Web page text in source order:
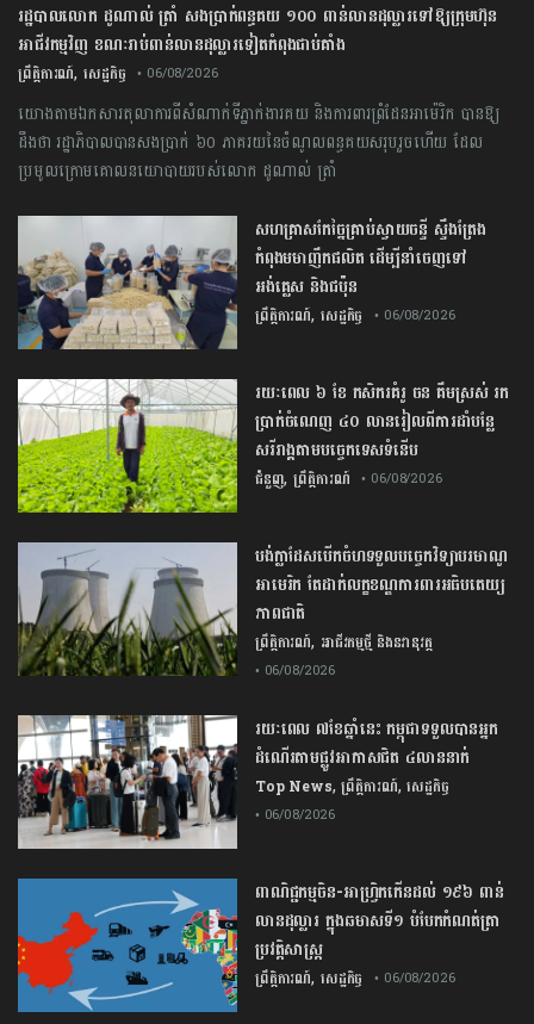
រដ្ឋបាលលោក ដូណាល់ ត្រាំ សងប្រាក់ពន្ធគយ ១០០ ពាន់លានដុល្លារទៅឱ្យក្រុមហ៊ុន
អាជីវកម្មវិញ ខណៈរាប់ពាន់លានដុល្លារទៀតកំពុងជាប់គាំង
ព្រឹត្តិការណ៍, សេដ្ឋកិច្ច • 06/08/2026
យោងតាមឯកសារតុលាការពីសំណាក់ទីភ្នាក់ងារគយ និងការពារព្រំដែនអាម៉េរិក បានឱ្យ
ដឹងថា រដ្ឋាភិបាលបានសងប្រាក់ ៦០ ភាគរយនៃចំណូលពន្ធគយសរុបរួចហើយ ដែល
ប្រមូលក្រោមគោលនយោបាយរបស់លោក ដូណាល់ ត្រាំ
សហគ្រាសកែច្នៃគ្រាប់ស្វាយចន្ទី ស្ទឹងត្រែង
កំពុងមមាញឹកផលិត ដើម្បីនាំចេញទៅ
អង់គ្លេស និងជប៉ុន
ព្រឹត្តិការណ៍, សេដ្ឋកិច្ច • 06/08/2026
រយៈពេល ៦ ខែ កសិករគំរូ ចន គឹមស្រស់ រក
ប្រាក់ចំណេញ ៤០ លានរៀលពីការដាំបន្លែ
សរីរាង្គតាមបច្ចេកទេសទំនើប
ជំនួញ,ព្រឹត្តិការណ៍ • 06/08/2026
បង់ក្លាដែស​បើកចំហ​ទទួល​បច្ចេកវិទ្យា​បរមាណូ​
អាមេរិក​ តែ​ដាក់​លក្ខខណ្ឌ​ការពារ​អធិបតេយ្យ
ភាព​ជាតិ​
ព្រឹត្តិការណ៍, អាជីវកម្មថ្មី និងនវានុវត្ត
• 06/08/2026
រយៈពេល ៧ខែឆ្នាំនេះ កម្ពុជាទទួលបានអ្នក
ដំណើរតាមផ្លូវអាកាសជិត ៤លាននាក់
Top News,ព្រឹត្តិការណ៍,សេដ្ឋកិច្ច
• 06/08/2026
ពាណិជ្ជកម្ម​ចិន​-​អាហ្វ្រិក​កើន​ដល់​ ​១៩៦​ ​ពាន់​
លាន​ដុល្លារ​ ក្នុង​ឆមាស​ទី​១​ ​បំបែក​កំណត់ត្រា​
ប្រវត្តិសាស្ត្រ​
ព្រឹត្តិការណ៍, សេដ្ឋកិច្ច • 06/08/2026